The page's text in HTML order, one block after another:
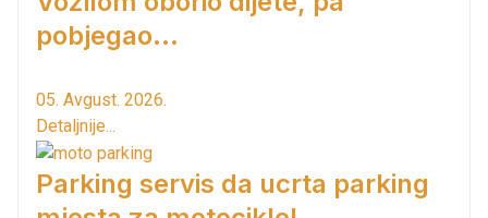
pobjegao...
05. Avgust. 2026.
Detaljnije...
Parking servis da ucrta parking